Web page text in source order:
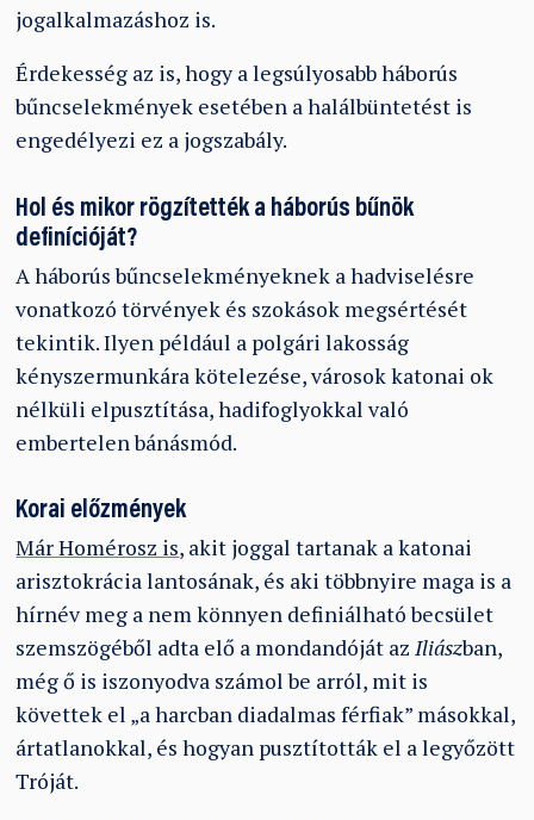
jogalkalmazáshoz is.
Érdekesség az is, hogy a legsúlyosabb háborús
bűncselekmények esetében a halálbüntetést is
engedélyezi ez a jogszabály.
Hol és mikor rögzítették a háborús bűnök
definícióját?
A háborús bűncselekményeknek a hadviselésre
vonatkozó törvények és szokások megsértését
tekintik. Ilyen például a polgári lakosság
kényszermunkára kötelezése, városokkatonai ok
nélküli elpusztítása, hadifoglyokkal való
embertelen bánásmód.
Korai előzmények
Már Homérosz is, akit joggal tartanak a katonai
arisztokrácia lantosának, és aki többnyire maga is a
hírnév meg a nem könnyen definiálható becsület
szemszögéből adta elő a mondandóját azIliászban,
még ő is iszonyodva számol be arról, mit is
követtek el „a harcban diadalmas férfiak” másokkal,
ártatlanokkal, és hogyan pusztították el a legyőzött
Tróját.